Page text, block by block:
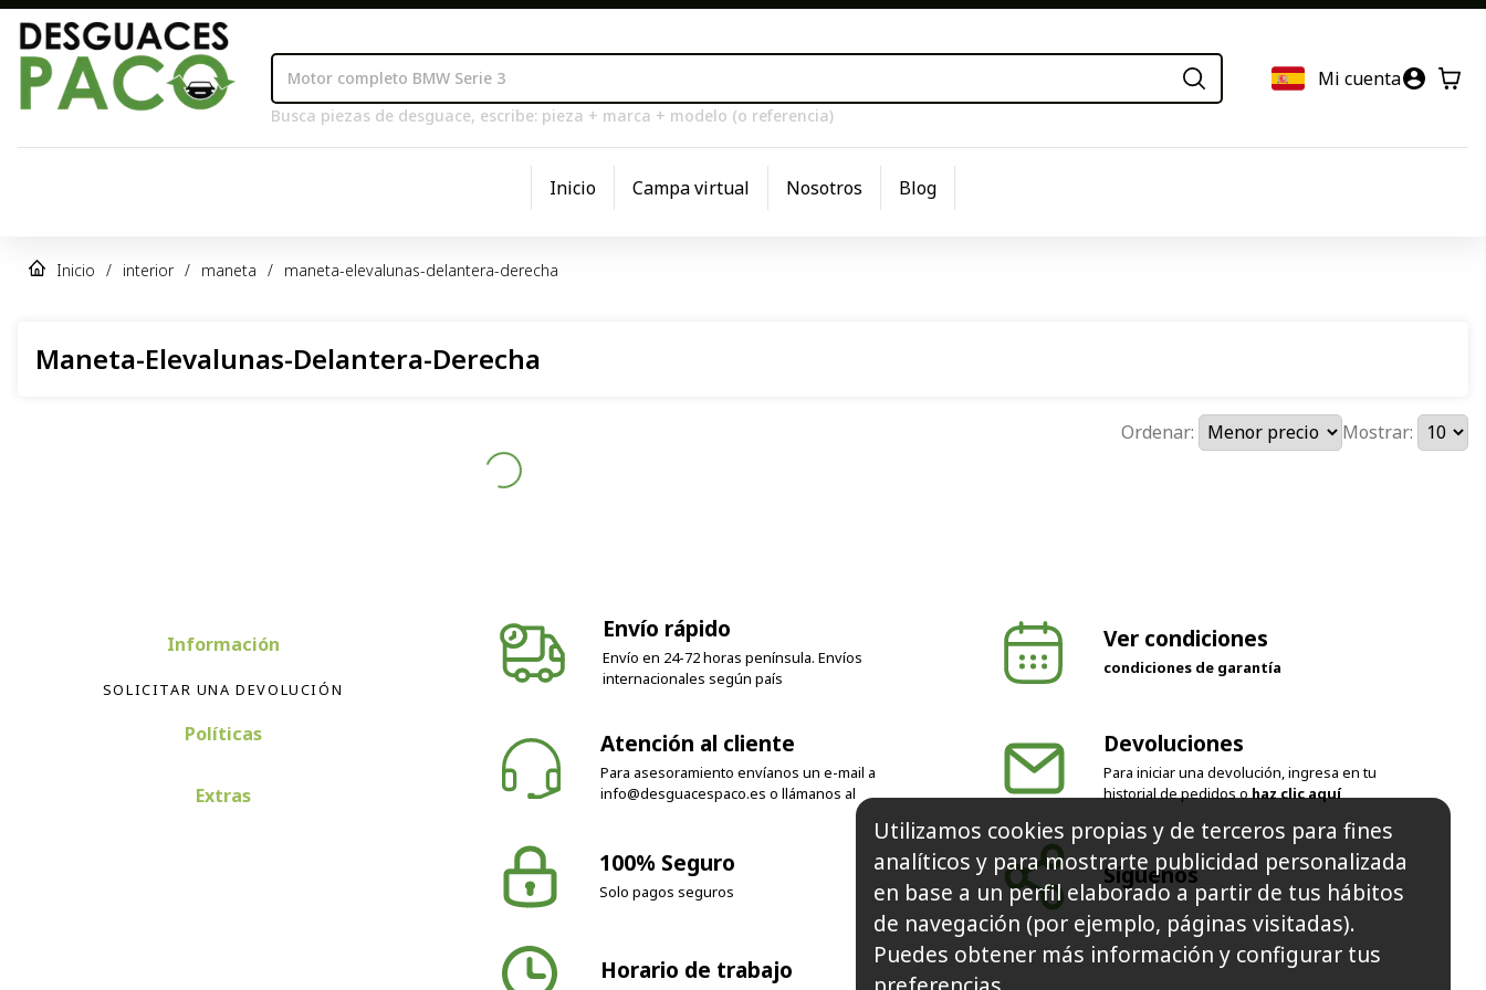
Busca piezas de desguace, escribe: pieza + marca + modelo (o referencia)
Mi cuenta
Inicio Campa virtual Nosotros Blog
Inicio / interior / maneta / maneta-elevalunas-delantera-derecha
Maneta-Elevalunas-Delantera-Derecha
Ordenar: Mostrar:
SOLICITAR UNA DEVOLUCIÓN
Políticas
Envío en 24-72 horas península. Envíos
internacionales según país
condiciones de garantía
Para asesoramiento envíanos un e-mail a
info@desguacespaco.es o llámanos al
Para iniciar una devolución, ingresa en tu
historial de pedidos o
Solo pagos seguros
Síguenos
Utilizamos cookies propias y de terceros para fines
analíticos y para mostrarte publicidad personalizada
en base a un perfil elaborado a partir de tus hábitos
de navegación (por ejemplo, páginas visitadas).
Puedes obtener más información y configurar tus